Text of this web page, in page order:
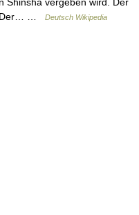
Der… …
Deutsch Wikipedia